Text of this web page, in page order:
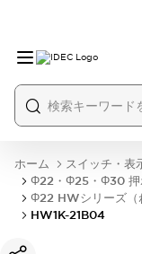
ホーム スイッチ・表
Φ22・Φ25・Φ30 押
Φ22 HWシリーズ（
HW1K-21B04